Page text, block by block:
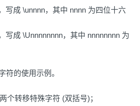
写成 \unnnn，其中 nnnn 为四位十六
写成 \Unnnnnnnn，其中 nnnnnnnn 为
符的使用示例。
个转移特殊字符 (双括号)；